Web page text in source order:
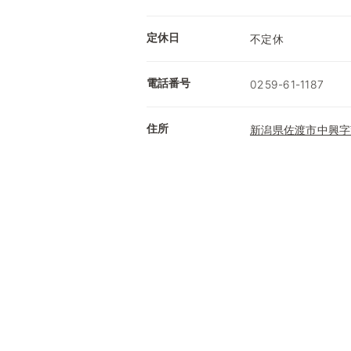
定休日 不定休
電話番号 0259-61-1187
住所 新潟県佐渡市中興